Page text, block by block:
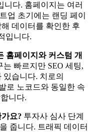
니다. 홈페이지는 여러
업 초기에는 랜딩 페이
데이터를 확인한 후
입니다.
홈페이지와 커스텀 개
는 빠르지만 SEO 세팅,
습니다. 치로의
로 노코드와 동일한 속
니다.
요? 투자사 심사 단계
줍니다. 트래픽 데이터